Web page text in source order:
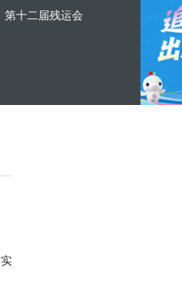
第十二届残运会